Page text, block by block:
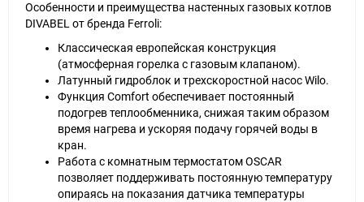
Особенности и преимущества настенных газовых котлов
DIVABEL от бренда Ferroli:
Классическая европейская конструкция
(атмосферная горелка с газовым клапаном).
Латунный гидроблок и трехскоростной насос Wilo.
Функция Comfort обеспечивает постоянный
подогрев теплообменника, снижая таким образом
время нагрева и ускоряя подачу горячей воды в
кран.
Работа с комнатным термостатом OSCAR
позволяет поддерживать постоянную температуру
опираясь на показания датчика температуры